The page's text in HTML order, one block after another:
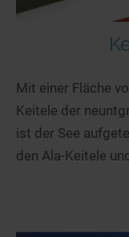
Mit einer Fläche
Keitele der
ist der See
den Ala-Keitele